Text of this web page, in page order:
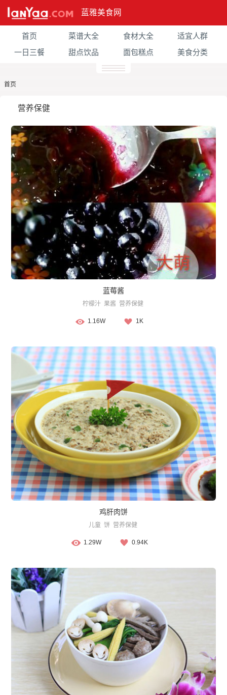
蓝雅美食网
首页 菜谱大全 食材大全
适宜人群
一日三餐
甜点饮品 面包糕点 美食分类
首页
营养保健
蓝莓酱
柠檬汁 果酱 营养保健
1.16W 1K
鸡肝肉饼
儿童 饼 营养保健
1.29W 0.94K